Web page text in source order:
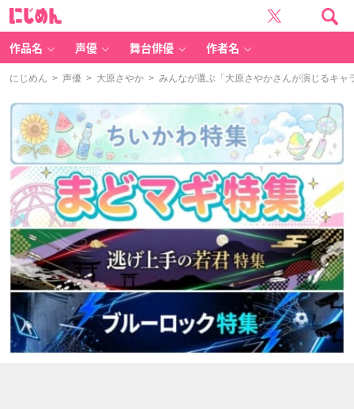
作品名 声優 舞台俳優 作者名
にじめん > 声優 > 大原さやか > みんなが選ぶ「大原さやかさんが演じるキ